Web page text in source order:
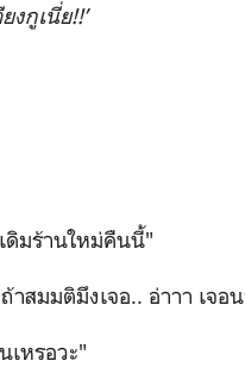
งกูเนี่ย!!’
ดิมร้านใหม่คืนนี้"
สมมติมึงเจอ.. อ่าาา เจอน
เหรอวะ"